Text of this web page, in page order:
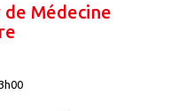
de Médecine